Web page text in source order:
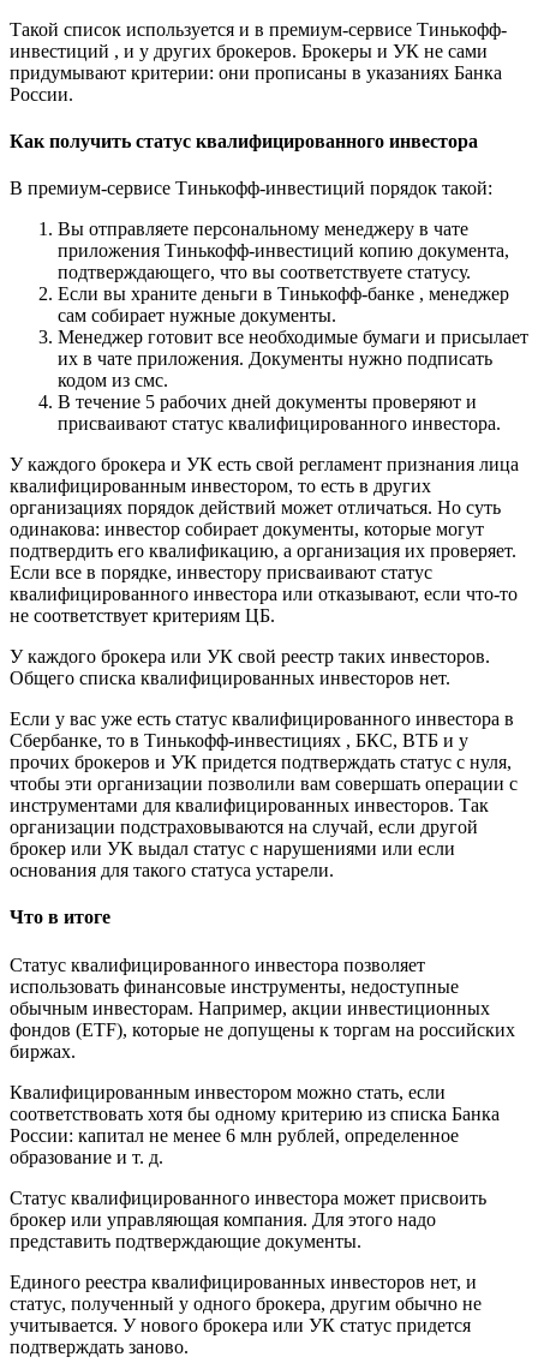
Такой список используется и в премиум-сервисе Тинькофф-
инвестиций , и у других брокеров. Брокеры и УК не сами
придумывают критерии: они прописаны в указаниях Банка
России.
Как получить статус квалифицированного инвестора
В премиум-сервисе Тинькофф-инвестиций порядок такой:
Вы отправляете персональному менеджеру в чате
приложения Тинькофф-инвестиций копию документа,
подтверждающего, что вы соответствуете статусу.
Если вы храните деньги в Тинькофф-банке , менеджер
сам собирает нужные документы.
Менеджер готовит все необходимые бумаги и присылает
их в чате приложения. Документы нужно подписать
кодом из смс.
В течение 5 рабочих дней документы проверяют и
присваивают статус квалифицированного инвестора.
У каждого брокера и УК есть свой регламент признания лица
квалифицированным инвестором, то есть в других
организациях порядок действий может отличаться. Но суть
одинакова: инвестор собирает документы, которые могут
подтвердить его квалификацию, а организация их проверяет.
Если все в порядке, инвестору присваивают статус
квалифицированного инвестора или отказывают, если что-то
не соответствует критериям ЦБ.
У каждого брокера или УК свой реестр таких инвесторов.
Общего списка квалифицированных инвесторов нет.
Если у вас уже есть статус квалифицированного инвестора в
Сбербанке, то в Тинькофф-инвестициях , БКС, ВТБ и у
прочих брокеров и УК придется подтверждать статус с нуля,
чтобы эти организации позволили вам совершать операции с
инструментами для квалифицированных инвесторов. Так
организации подстраховываются на случай, если другой
брокер или УК выдал статус с нарушениями или если
основания для такого статуса устарели.
Что в итоге
Статус квалифицированного инвестора позволяет
использовать финансовые инструменты, недоступные
обычным инвесторам. Например, акции инвестиционных
фондов (ETF), которые не допущены к торгам на российских
биржах.
Квалифицированным инвестором можно стать, если
соответствовать хотя бы одному критерию из списка Банка
России: капитал не менее 6 млн рублей, определенное
образование и т. д.
Статус квалифицированного инвестора может присвоить
брокер или управляющая компания. Для этого надо
представить подтверждающие документы.
Единого реестра квалифицированных инвесторов нет, и
статус, полученный у одного брокера, другим обычно не
учитывается. У нового брокера или УК статус придется
подтверждать заново.